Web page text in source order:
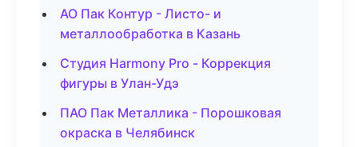
АО Пак Контур - Листо- и
металлообработка в Казань
Студия Harmony Pro - Коррекция
фигуры в Улан-Удэ
ПАО Пак Металлика - Порошковая
окраска в Челябинск